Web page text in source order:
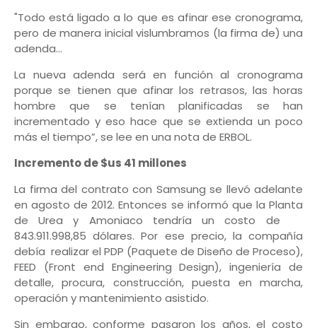
"Todo está ligado a lo que es afinar ese cronograma,
pero de manera inicial vislumbramos (la firma de) una
adenda...
La nueva adenda será en función al cronograma
porque se tienen que afinar los retrasos, las horas
hombre que se tenían planificadas se han
incrementado y eso hace que se extienda un poco
más el tiempo”, se lee en una nota de ERBOL.
Incremento de $us 41 millones
La firma del contrato con Samsung se llevó adelante
en agosto de 2012. Entonces se informó que la Planta
de Urea y Amoniaco tendría un costo de
843.911.998,85 dólares. Por ese precio, la compañía
debía realizar el PDP (Paquete de Diseño de Proceso),
FEED (Front end Engineering Design), ingeniería de
detalle, procura, construcción, puesta en marcha,
operación y mantenimiento asistido.
Sin embargo, conforme pasaron los años, el costo